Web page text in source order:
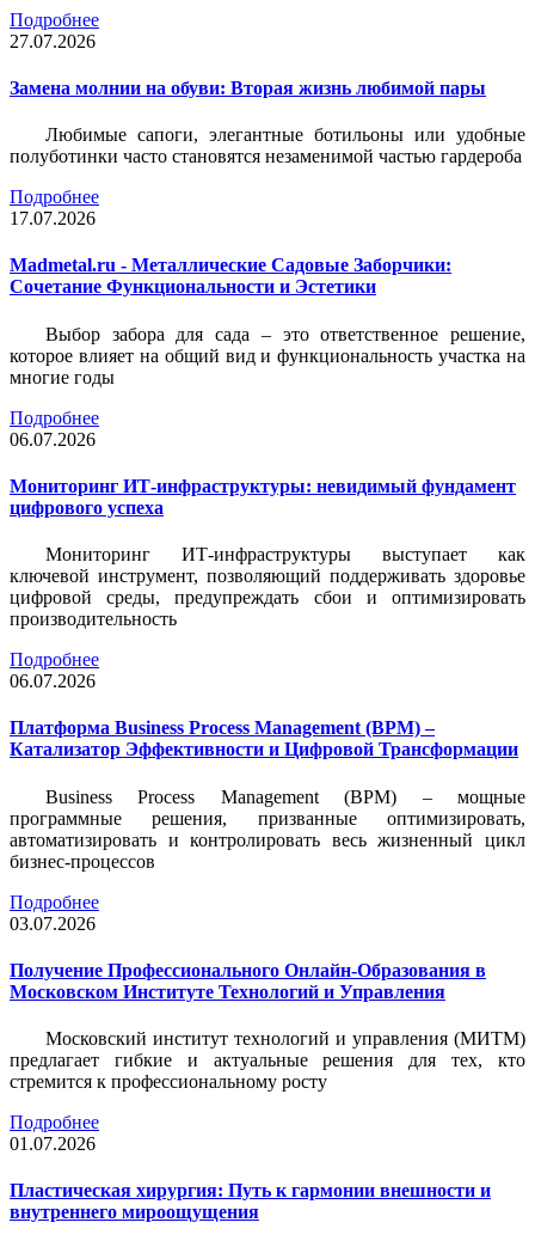
Подробнее
27.07.2026
Замена молнии на обуви: Вторая жизнь любимой пары
Любимые сапоги, элегантные ботильоны или удобные
полуботинки часто становятся незаменимой частью гардероба
Подробнее
17.07.2026
Madmetal.ru - Металлические Садовые Заборчики:
Сочетание Функциональности и Эстетики
Выбор забора для сада – это ответственное решение,
которое влияет на общий вид и функциональность участка на
многие годы
Подробнее
06.07.2026
Мониторинг ИТ-инфраструктуры: невидимый фундамент
цифрового успеха
Мониторинг ИТ-инфраструктуры выступает как
ключевой инструмент, позволяющий поддерживать здоровье
цифровой среды, предупреждать сбои и оптимизировать
производительность
Подробнее
06.07.2026
Платформа Business Process Management (BPM) –
Катализатор Эффективности и Цифровой Трансформации
Business Process Management (BPM) – мощные
программные решения, призванные оптимизировать,
автоматизировать и контролировать весь жизненный цикл
бизнес-процессов
Подробнее
03.07.2026
Получение Профессионального Онлайн-Образования в
Московском Институте Технологий и Управления
Московский институт технологий и управления (МИТМ)
предлагает гибкие и актуальные решения для тех, кто
стремится к профессиональному росту
Подробнее
01.07.2026
Пластическая хирургия: Путь к гармонии внешности и
внутреннего мироощущения